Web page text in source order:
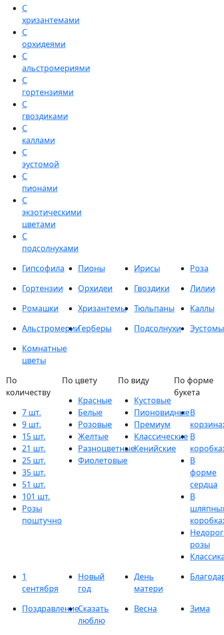
С
хризантемами
С
орхидеями
С
альстромериями
С
гортензиями
С
гвоздиками
С
каллами
С
эустомой
С
пионами
С
экзотическими
цветами
С
подсолнухами
Гипсофила
Пионы Ирисы
Роза
Гортензии
Орхидеи Гвоздики
Лилии
Ромашки
Хризантемы Тюльпаны
Каллы
АльстромерииГерберы Подсолнухи
Эустомы
Комнатные
цветы
По
количеству
7 шт.
9 шт.
15 шт.
21 шт.
25 шт.
35 шт.
51 шт.
101 шт.
Розы
поштучно
По цвету
Красные
Белые
Розовые
Желтые
Разноцветные
Фиолетовые
По виду
Кустовые
Пионовидные
Премиум
Классические
Кенийские
По форме
букета
В
В
В
форме
сердца
В
розы
1
сентября
Новый
год
День
матери
ПоздравлениеСказать
люблю
Весна Зима